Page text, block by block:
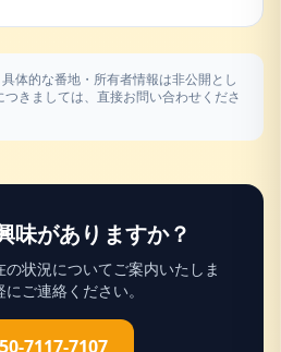
体的な番地・所有者情報は非公開とし
きましては、直接お問い合わせくださ
味がありますか？
状況についてご案内いたしま
ご連絡ください。
7117-7107